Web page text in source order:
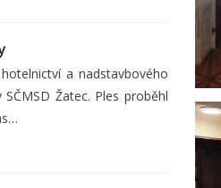
a nadstavbového
Žatec. Ples proběhl